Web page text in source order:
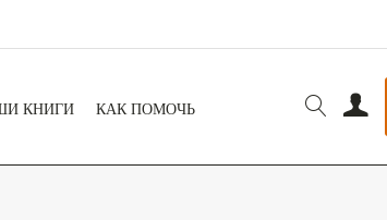
КНИГИ КАК ПОМОЧЬ